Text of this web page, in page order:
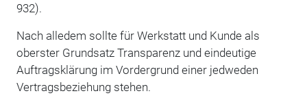
932).
Nach alledem sollte für Werkstatt und Kunde als
oberster Grundsatz Transparenz und eindeutige
Auftragsklärung im Vordergrund einer jedweden
Vertragsbeziehung stehen.